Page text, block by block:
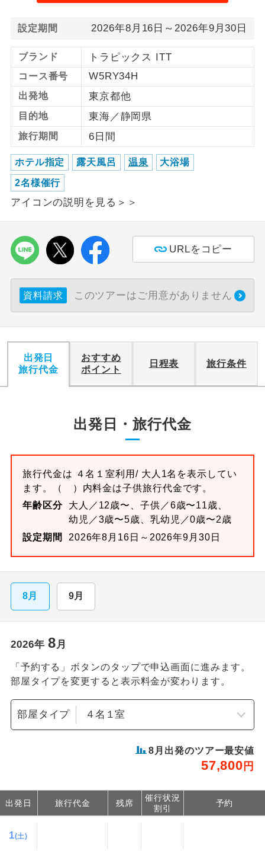
設定期間 2026年8月16日～2026年9月30日
ブランド トラピックス ITT
コース番号 W5RY34H
出発地 東京都他
目的地 東海／静岡県
旅行期間 6日間
ホテル指定 露天風呂 温泉 大浴場
2名様催行
アイコンの説明を見る＞＞
URLをコピー
資料請求 このツアーはご用意がありません
出発日
旅行代金
おすすめ
ポイント
日程表 旅行条件
出発日・旅行代金
旅行代金は ４名１室利用/ 大人1名を表示してい
ます。
（ ）内料金は子供旅行代金です。
年齢区分
大人／12歳〜、子供／6歳〜11歳、
幼児／3歳〜5歳、乳幼児／0歳〜2歳
設定期間
2026年8月16日～2026年9月30日
8月 9月
2026年 8月
「予約する」ボタンのタップで申込画面に進みます。
部屋タイプを変更すると表示料金が変わります。
部屋タイプ
8 月出発のツアー最安値
57,800 円
出発日 旅行代金 残席
催行状況
割引
予約
1(土)
女性限定でご参加いただけるコースで
年齢制限あり
です。
航空会社指定
利用航空会社が指定なので、ご出発の計
画にとても便利です。
ホテル指定
ご紹介するホテルを指定したコースで
す。
おひとり様バ
ス2席利用
おひとり様でバス席を2席利⽤できま
す。